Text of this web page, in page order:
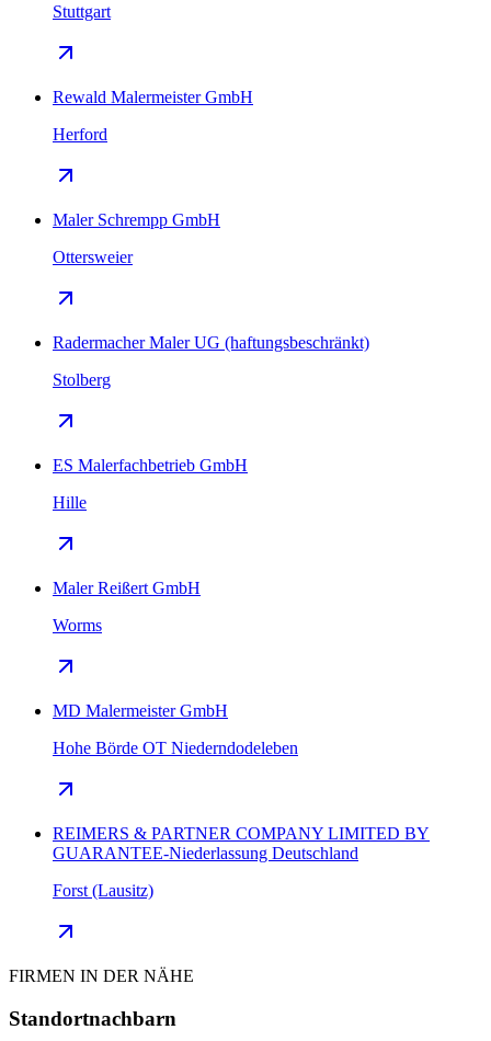
Stuttgart
Rewald Malermeister GmbH
Herford
Maler Schrempp GmbH
Ottersweier
Radermacher Maler UG (haftungsbeschränkt)
Stolberg
ES Malerfachbetrieb GmbH
Hille
Maler Reißert GmbH
Worms
MD Malermeister GmbH
Hohe Börde OT Niederndodeleben
REIMERS & PARTNER COMPANY LIMITED BY
GUARANTEE-Niederlassung Deutschland
Forst (Lausitz)
FIRMEN IN DER NÄHE
Standortnachbarn